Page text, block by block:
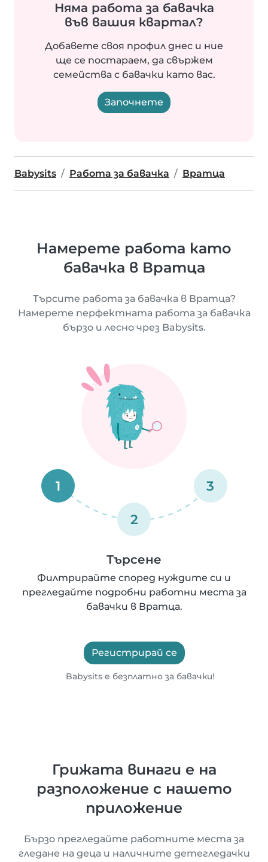
Няма работа за бавачка
във вашия квартал?
Добавете своя профил днес и ние
ще се постараем, да свържем
семейства с бавачки като вас.
Започнете
Babysits Работа за бавачка Вратца
Намерете работа като
бавачка в Вратца
Търсите работа за бавачка в Вратца?
Намерете перфектната работа за бавачка
бързо и лесно чрез Babysits.
1
2
3
Търсене
Филтрирайте според нуждите си и
прегледайте подробни работни места за
бавачки в Вратца.
Регистрирай се
Babysits е безплатно за бавачки!
Грижата винаги е на
разположение с нашето
приложение
Бързо прегледайте работните места за
гледане на деца и наличните детегледачки